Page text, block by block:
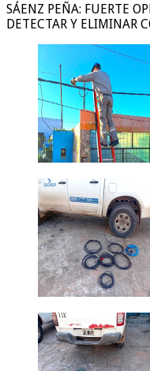
SÁENZ PEÑA: FUERTE
DETECTAR Y ELIMINAR